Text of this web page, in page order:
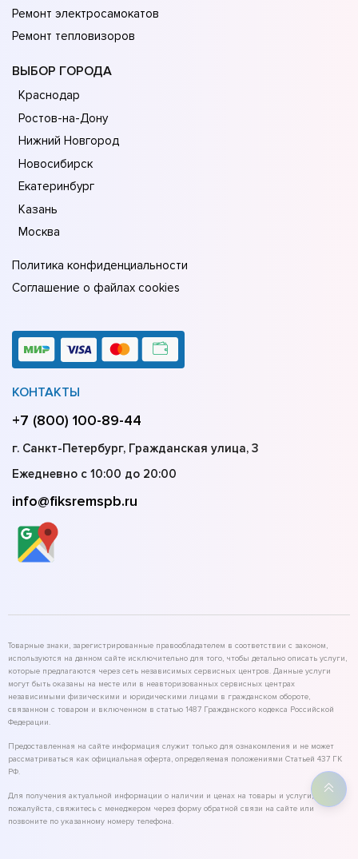
Ремонт электросамокатов
Ремонт тепловизоров
ВЫБОР ГОРОДА
Краснодар
Ростов-на-Дону
Нижний Новгород
Новосибирск
Екатеринбург
Казань
Москва
Политика конфиденциальности
Соглашение о файлах cookies
КОНТАКТЫ
+7 (800) 100-89-44
г. Санкт-Петербург, Гражданская улица, 3
Ежедневно с 10:00 до 20:00
info@fiksremspb.ru
Товарные знаки, зарегистрированные правообладателем в соответствии с законом,
используются на данном сайте исключительно для того, чтобы детально описать услуги,
которые предлагаются через сеть независимых сервисных центров. Данные услуги
могут быть оказаны на месте или в неавторизованных сервисных центрах
независимыми физическими и юридическими лицами в гражданском обороте,
связанном с товаром и включенном в статью 1487 Гражданского кодекса Российской
Федерации.
Предоставленная на сайте информация служит только для ознакомления и не может
рассматриваться как официальная оферта, определяемая положениями Статьей 437 ГК
РФ.
Для получения актуальной информации о наличии и ценах на товары и услуги,
пожалуйста, свяжитесь с менеджером через форму обратной связи на сайте или
позвоните по указанному номеру телефона.